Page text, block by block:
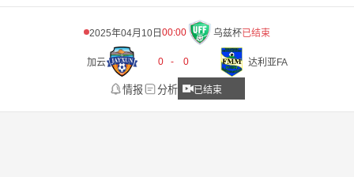
2025年04月10日 00:00 乌兹杯已结束
加云 0 - 0 达利亚FA
情报 分析 已结束